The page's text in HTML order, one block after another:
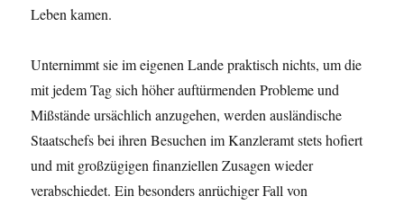
Leben kamen.
Unternimmt sie im eigenen Lande praktisch nichts, um die
mit jedem Tag sich höher auftürmenden Probleme und
Mißstände ursächlich anzugehen, werden ausländische
Staatschefs bei ihren Besuchen im Kanzleramt stets hofiert
und mit großzügigen finanziellen Zusagen wieder
verabschiedet. Ein besonders anrüchiger Fall von